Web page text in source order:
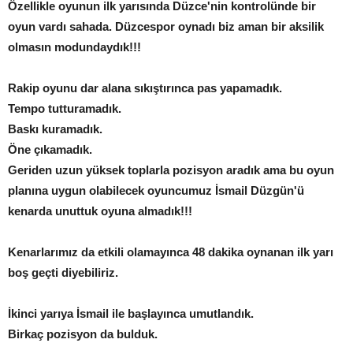
Özellikle oyunun ilk yarısında Düzce'nin kontrolünde bir
oyun vardı sahada. Düzcespor oynadı biz aman bir aksilik
olmasın modundaydık!!!
Rakip oyunu dar alana sıkıştırınca pas yapamadık.
Tempo tutturamadık.
Baskı kuramadık.
Öne çıkamadık.
Geriden uzun yüksek toplarla pozisyon aradık ama bu oyun
planına uygun olabilecek oyuncumuz İsmail Düzgün'ü
kenarda unuttuk oyuna almadık!!!
Kenarlarımız da etkili olamayınca 48 dakika oynanan ilk yarı
boş geçti diyebiliriz.
İkinci yarıya İsmail ile başlayınca umutlandık.
Birkaç pozisyon da bulduk.